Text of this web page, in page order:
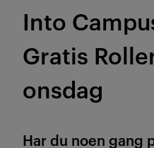
Into
Gratis
onsdag
Har du noen gang